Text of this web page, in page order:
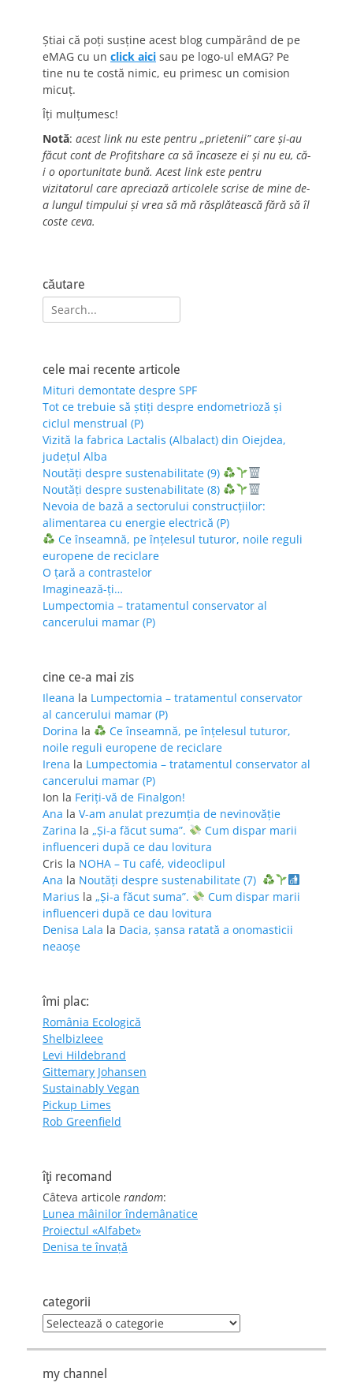
Știai că poți susține acest blog cumpărând de pe
eMAG cu un click aici sau pe logo-ul eMAG? Pe
tine nu te costă nimic, eu primesc un comision
micuț.
Îți mulțumesc!
Notă: acest link nu este pentru „prietenii” care și-au
făcut cont de Profitshare ca să încaseze ei și nu eu, că-
i o oportunitate bună. Acest link este pentru
vizitatorul care apreciază articolele scrise de mine de-
a lungul timpului și vrea să mă răsplătească fără să îl
coste ceva.
căutare
Search
for:
cele mai recente articole
Mituri demontate despre SPF
Tot ce trebuie să știți despre endometrioză și
ciclul menstrual (P)
Vizită la fabrica Lactalis (Albalact) din Oiejdea,
județul Alba
Noutăți despre sustenabilitate (9)
Noutăți despre sustenabilitate (8)
Nevoia de bază a sectorului construcțiilor:
alimentarea cu energie electrică (P)
Ce înseamnă, pe înțelesul tuturor, noile reguli
europene de reciclare
O țară a contrastelor
Imaginează-ți…
Lumpectomia – tratamentul conservator al
cancerului mamar (P)
cine ce-a mai zis
Ileana la Lumpectomia – tratamentul conservator
al cancerului mamar (P)
Dorina la
Ce înseamnă, pe înțelesul tuturor,
noile reguli europene de reciclare
Irena la Lumpectomia – tratamentul conservator al
cancerului mamar (P)
Ion la Feriţi-vă de Finalgon!
Ana la V-am anulat prezumția de nevinovăție
Zarina la „Și-a făcut suma”.
Cum dispar marii
influenceri după ce dau lovitura
Cris la NOHA – Tu café, videoclipul
Ana la Noutăți despre sustenabilitate (7)
Marius la „Și-a făcut suma”.
Cum dispar marii
influenceri după ce dau lovitura
Denisa Lala la Dacia, șansa ratată a onomasticii
neaoșe
îmi plac:
România Ecologică
Shelbizleee
Levi Hildebrand
Gittemary Johansen
Sustainably Vegan
Pickup Limes
Rob Greenfield
îţi recomand
Câteva articole random:
Lunea mâinilor îndemânatice
Proiectul «Alfabet»
Denisa te învaţă
categorii
categorii
my channel